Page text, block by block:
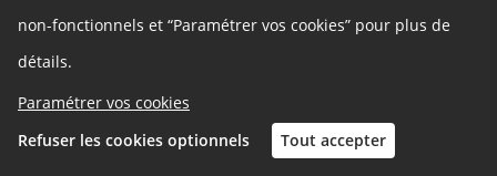
non-fonctionnels et “Paramétrer vos cookies” pour plus de
détails.
Paramétrer vos cookies
Refuser les cookies optionnels
Tout accepter